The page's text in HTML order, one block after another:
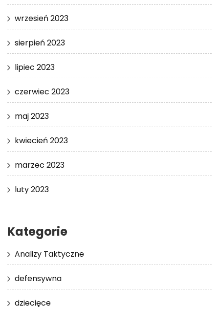
wrzesień 2023
sierpień 2023
lipiec 2023
czerwiec 2023
maj 2023
kwiecień 2023
marzec 2023
luty 2023
Kategorie
Analizy Taktyczne
defensywna
dziecięce